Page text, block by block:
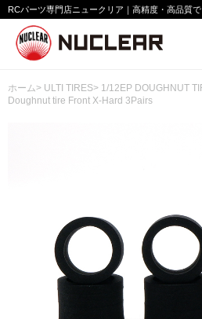
RCパーツ専門店ニュークリア｜高精度・高品質で
ホーム> ULTI TIRES> 1/12EP DOUGHNUT
Doughnut tire Front X-Hard 3Pairs